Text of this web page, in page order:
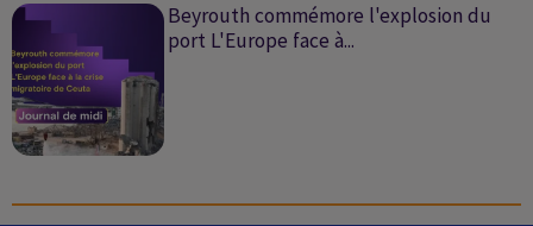
Beyrouth commémore l'explosion du
port L'Europe face à...